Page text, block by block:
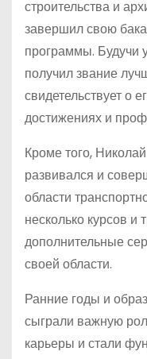
строительства и
завершил свою
программы. Будучи
получил звание
свидетельствует о
достижениях и
Кроме того,
развивался и
области
несколько курсов и
дополнительные
своей области.
Ранние годы и
сыграли важную
карьеры и стали